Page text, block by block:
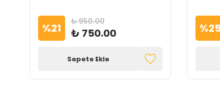
%21 ₺ 950.00
₺ 750.00
Sepete Ekle
%